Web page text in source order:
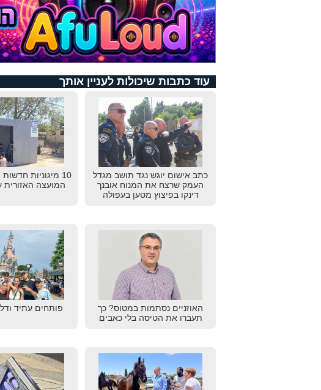
עוד כתבות שיכולות לעניין אותך
כתב אישום יוגש נגד תושב מגדל
העמק שרצח את המנוח אובנך
דינקו בפיצוץ מטען בעפולה
10 מיגוניות
המועצה האזורית
האוזניים נסתמות במטוס? כך
תעברו את הטיסה בלי כאבים
פותחים עתיד